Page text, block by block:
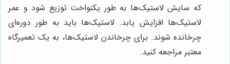
که سایش لاستیک‌ها به طور یکنواخت توزیع شود و عمر
لاستیک‌ها افزایش یابد. لاستیک‌ها باید به طور دوره‌ای
چرخانده شوند. برای چرخاندن لاستیک‌ها، به یک تعمیرگاه
معتبر مراجعه کنید.